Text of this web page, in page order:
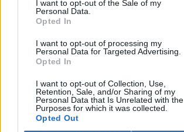
I want to opt-out of the Sale of my
Personal Data.
Opted In
I want to opt-out of processing my
Personal Data for Targeted Advertising.
Opted In
I want to opt-out of Collection, Use,
Retention, Sale, and/or Sharing of my
Personal Data that Is Unrelated with the
Purposes for which it was collected.
Opted Out